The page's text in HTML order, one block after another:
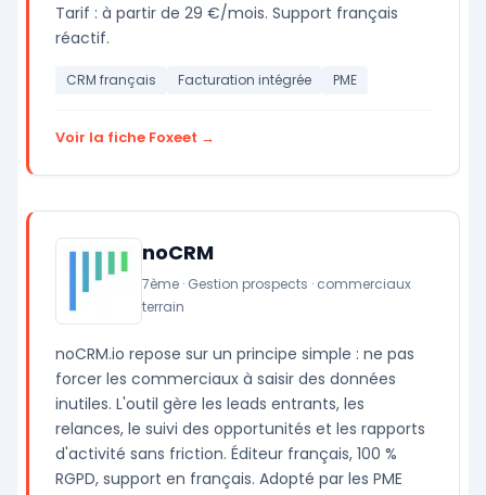
Tarif : à partir de 29 €/mois. Support français
réactif.
CRM français Facturation intégrée PME
Voir la fiche Foxeet →
noCRM
7ème · Gestion prospects · commerciaux
terrain
noCRM.io repose sur un principe simple : ne pas
forcer les commerciaux à saisir des données
inutiles. L'outil gère les leads entrants, les
relances, le suivi des opportunités et les rapports
d'activité sans friction. Éditeur français, 100 %
RGPD, support en français. Adopté par les PME